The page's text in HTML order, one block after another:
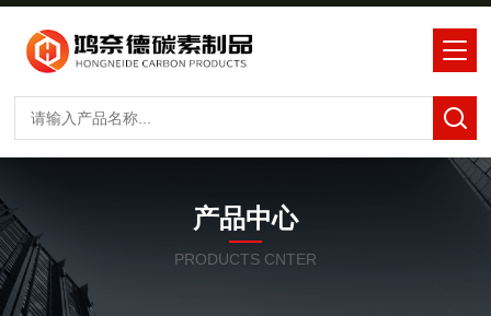
产品中心
PRODUCTS CNTER